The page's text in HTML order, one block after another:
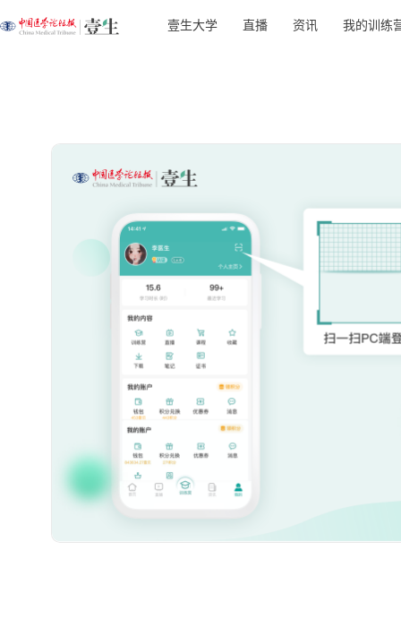
壹生大学 直播 资讯 我的训练